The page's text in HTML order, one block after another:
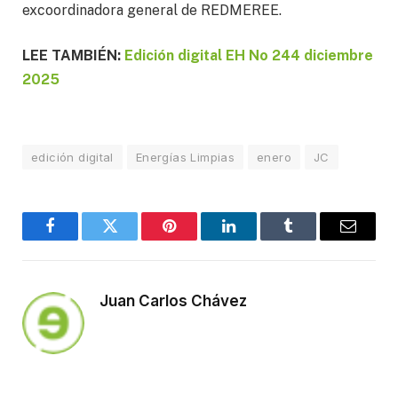
excoordinadora general de REDMEREE.
LEE TAMBIÉN: Edición digital EH No 244 diciembre
2025
edición digital Energías Limpias enero JC
FacebookTwitter Pinterest LinkedInTumblr Email
Juan Carlos Chávez